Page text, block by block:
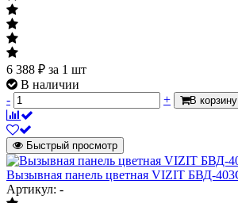
6 388 ₽ за 1 шт
В наличии
-
+ В корзину
Быстрый просмотр
Вызывная панель цветная VIZIT БВД-
Артикул: -